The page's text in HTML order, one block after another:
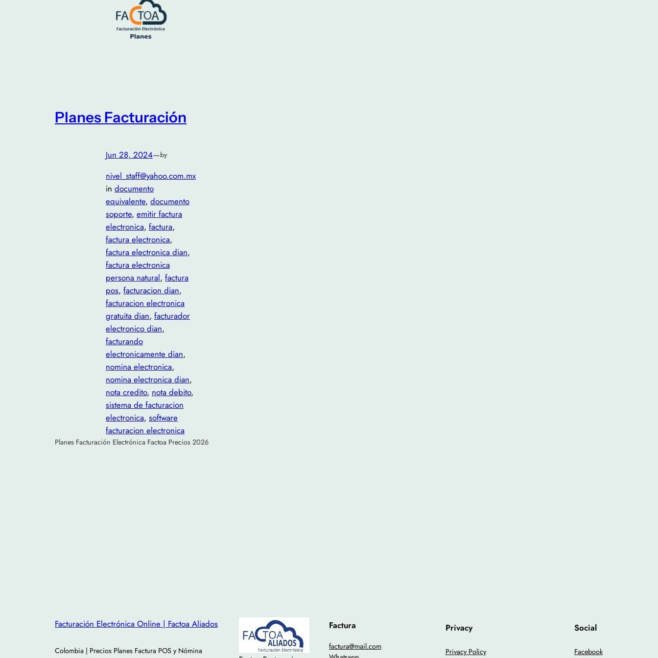
Planes Facturación
Jun 28, 2024—by
nivel_staff@yahoo.com.mx
in documento
equivalente, documento
soporte, emitir factura
electronica, factura
factura electronica
factura electronica dian
factura electronica
persona natural, factura
pos, facturacion dian
facturacion electronica
gratuita dian, facturador
electronico dian
facturando
electronicamente dian
nomina electronica
nomina electronica dian
nota credito, nota debito
sistema de facturacion
electronica, software
facturacion electronica
Planes Facturación Electrónica Factoa Precios 2026
Facturación Electrónica Online | Factoa Aliados
Colombia | Precios Planes Factura POS y Nómina
Factura
factura@mail.com
Privacy
Privacy Policy
Social
Facebook